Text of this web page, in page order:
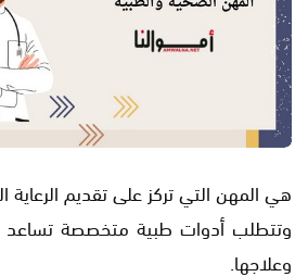
هي المهن التي تركز على تقديم الرعاية
وتتطلب أدوات طبية متخصصة
وعلاجها.